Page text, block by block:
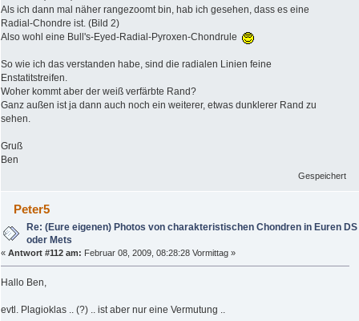
Als ich dann mal näher rangezoomt bin, hab ich gesehen, dass es eine
Radial-Chondre ist. (Bild 2)
Also wohl eine Bull's-Eyed-Radial-Pyroxen-Chondrule
So wie ich das verstanden habe, sind die radialen Linien feine
Enstatitstreifen.
Woher kommt aber der weiß verfärbte Rand?
Ganz außen ist ja dann auch noch ein weiterer, etwas dunklerer Rand zu
sehen.
Gruß
Ben
Gespeichert
Peter5
Re: (Eure eigenen) Photos von charakteristischen Chondren in Euren DS
oder Mets
« Antwort #112 am: Februar 08, 2009, 08:28:28 Vormittag »
Hallo Ben,
evtl. Plagioklas .. (?) .. ist aber nur eine Vermutung ..